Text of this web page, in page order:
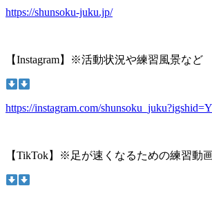
https://shunsoku-juku.jp/
【Instagram】※活動状況や練習風景など
https://instagram.com/
【TikTok】※足が速くなるための練習動